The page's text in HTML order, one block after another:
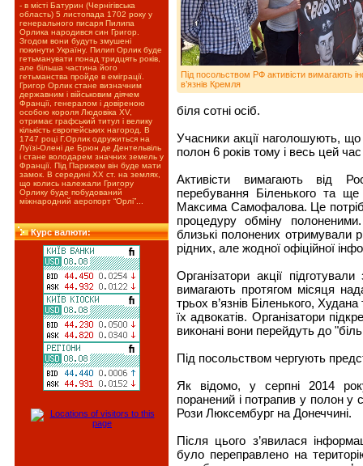
- в місті Батурин (Чернігівська
область) 5 листопада 1702 року у
генерального писаря Пилипа
Орлика народився син Григор.
Згодом вони будуть змушені
покинути Україну. Пилип Орлик буде
гетьманувати понад тридцять років,
але більша частина його
гетьманства пройде в еміграції.
Григор Орлик стане визначним
державним і військовим діячем
Франції, генералом і довіреною
особою короля Людовіка XV,
отримає графський титул і велику
кількість європейських нагород. В
1747 році Г.Орлик одружиться на
Луїзі-Олені де Брюн де Дентельвіль
і стане володарем значних земель у
Франції. Під Парижем він буде мати
замок. В середині ХХ ст. на землях,
що колись належали Григору
Орлику буде побудований
міжнародний аеропорт “Орлі”...
Курс валюти:
Під посольством РФ активісти вимагають
в’язнів Кремля
біля сотні осіб.
Учасники акції наголошують,
полон 6 років тому і весь цей
Активісти вимагають від
перебування Біленького та
Максима Самофалова. Це
процедуру обміну
близькі полонених отримували
рідних, але жодної офіційної
Організатори акції
вимагають протягом місяця
трьох в’язнів Біленького,
їх адвокатів. Організатори
виконані вони перейдуть до
Під посольством чергують
Як відомо, у серпні 2014
поранений і потрапив у полон у
Рози Люксембург на Донеччині.
Після цього з’явилася
було переправлено на